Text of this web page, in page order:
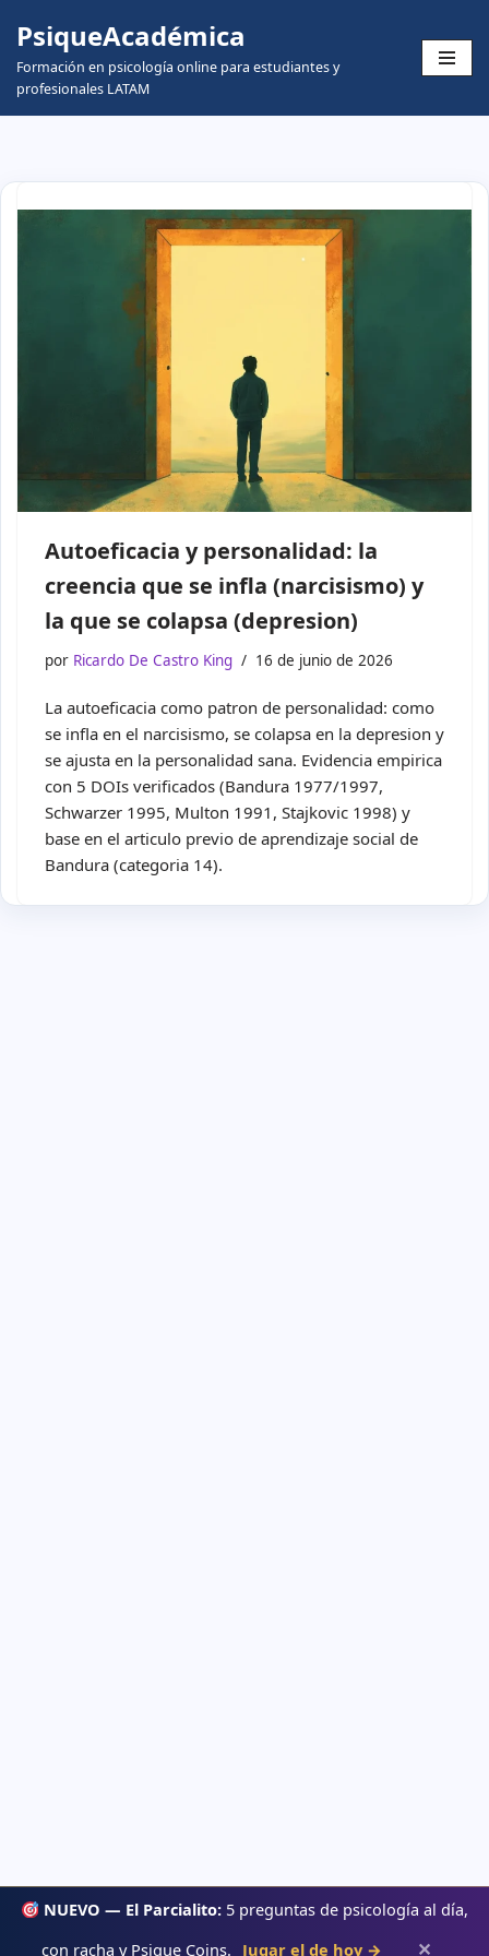
Skip
to
content
PsiqueAcadémica
Formación en psicología online para estudiantes y
profesionales LATAM
Autoeficacia y personalidad: la
creencia que se infla (narcisismo) y
la que se colapsa (depresion)
por Ricardo De Castro King 16 de junio de 2026
La autoeficacia como patron de personalidad: como
se infla en el narcisismo, se colapsa en la depresion y
se ajusta en la personalidad sana. Evidencia empirica
con 5 DOIs verificados (Bandura 1977/1997,
Schwarzer 1995, Multon 1991, Stajkovic 1998) y
base en el articulo previo de aprendizaje social de
Bandura (categoria 14).
NUEVO — El Parcialito:5 preguntas de psicología al día,
con racha y Psique Coins. Jugar el de hoy → ✕